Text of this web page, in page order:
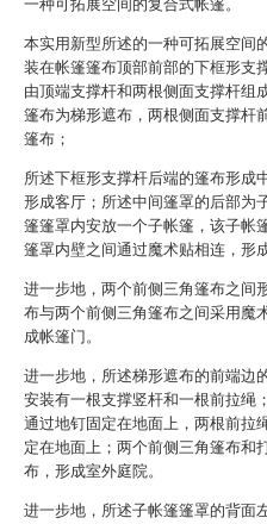
一种可拓展空间的复合式帐篷。
本实用新型所述的一种可拓展空间
装在帐篷篷布顶部前部的下框形支
由顶端支撑杆和两根侧面支撑杆组
篷布为梯形遮布，两根侧面支撑杆
篷布；
所述下框形支撑杆后端的篷布形成
形成客厅；所述中间篷罩的后部为
篷篷罩内安放一个子帐篷，该子帐
篷罩内壁之间通过魔术贴相连，形
进一步地，两个前侧三角篷布之间
布与两个前侧三角篷布之间采用魔
成帐篷门。
进一步地，所述梯形遮布的前端边
安装有一根支撑竖杆和一根前拉绳
通过地钉固定在地面上，两根前拉
定在地面上；两个前侧三角篷布和
布，形成室外庭院。
进一步地，所述子帐篷篷罩的背面